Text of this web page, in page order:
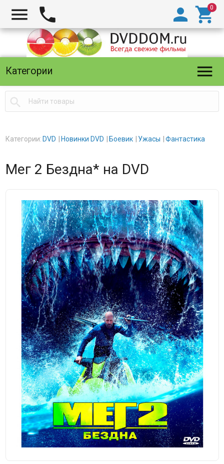
  

Категории 

Категории: DVD Новинки DVD Боевик Ужасы Фантастика
Мег 2 Бездна* на DVD